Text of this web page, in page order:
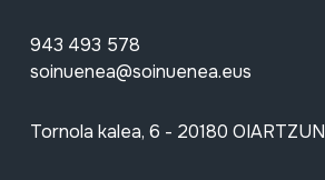
943 493 578
soinuenea@soinuenea.eus
Tornola kalea, 6 - 20180 OIARTZUN